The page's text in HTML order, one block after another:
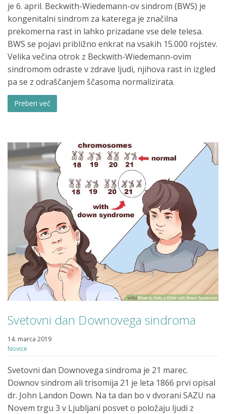
je 6. april. Beckwith-Wiedemann-ov sindrom (BWS) je
kongenitalni sindrom za katerega je značilna
prekomerna rast in lahko prizadane vse dele telesa.
BWS se pojavi približno enkrat na vsakih 15.000 rojstev.
Velika večina otrok z Beckwith-Wiedemann-ovim
sindromom odraste v zdrave ljudi, njihova rast in izgled
pa se z odraščanjem ščasoma normalizirata.
Preberi več
Svetovni dan Downovega sindroma
14. marca 2019
Novice
Svetovni dan Downovega sindroma je 21 marec.
Downov sindrom ali trisomija 21 je leta 1866 prvi opisal
dr. John Landon Down. Na ta dan bo v dvorani SAZU na
Novem trgu 3 v Ljubljani posvet o položaju ljudi z